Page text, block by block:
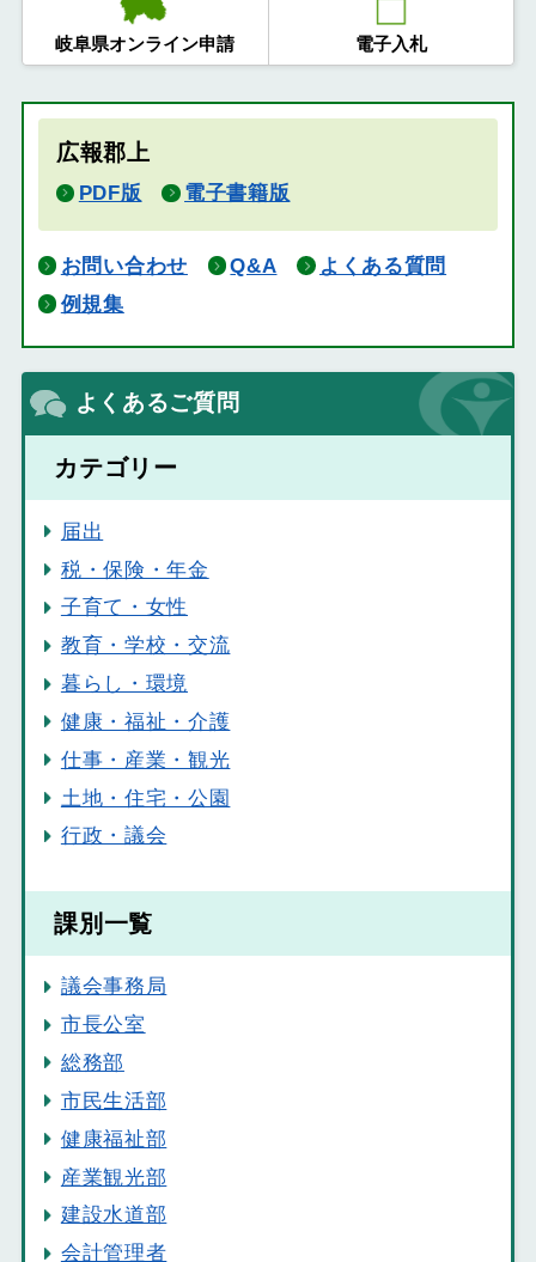
岐阜県オンライン申請 電子入札
広報郡上
PDF版 電子書籍版
お問い合わせ Q&A
よくある質問
例規集
よくあるご質問
カテゴリー
届出
税・保険・年金
子育て・女性
教育・学校・交流
暮らし・環境
健康・福祉・介護
仕事・産業・観光
土地・住宅・公園
行政・議会
課別一覧
議会事務局
市長公室
総務部
市民生活部
健康福祉部
産業観光部
建設水道部
会計管理者